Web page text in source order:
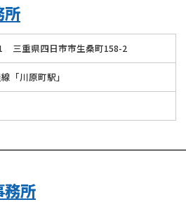
所
三重県四日市市生桑町158-2
「川原町駅」
務所